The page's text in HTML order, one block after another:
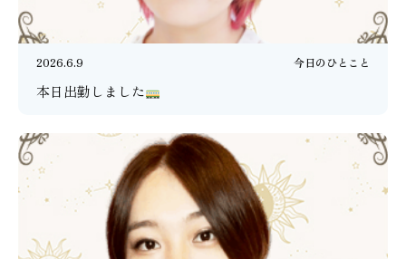
2026.6.9 今日のひとこと
本日出勤しました